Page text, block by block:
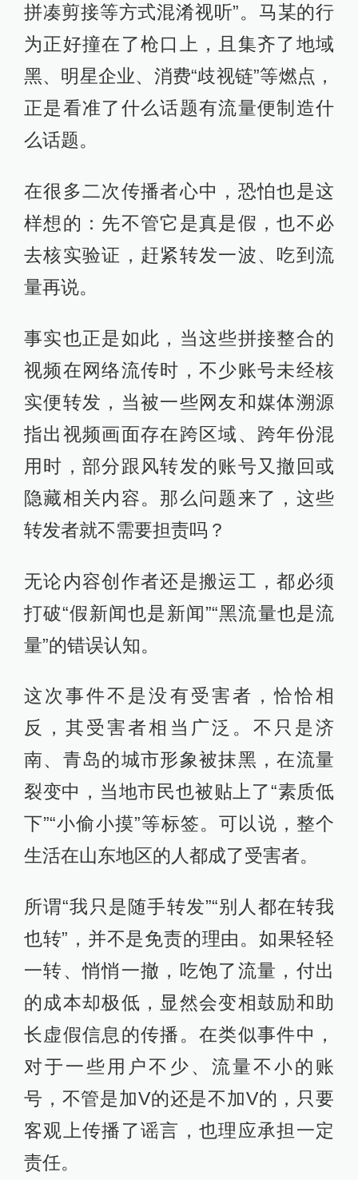
拼凑剪接等方式混淆视听”。马某的行
为正好撞在了枪口上，且集齐了地域
黑、明星企业、消费“歧视链”等燃点，
正是看准了什么话题有流量便制造什
么话题。
在很多二次传播者心中，恐怕也是这
样想的：先不管它是真是假，也不必
去核实验证，赶紧转发一波、吃到流
量再说。
事实也正是如此，当这些拼接整合的
视频在网络流传时，不少账号未经核
实便转发，当被一些网友和媒体溯源
指出视频画面存在跨区域、跨年份混
用时，部分跟风转发的账号又撤回或
隐藏相关内容。那么问题来了，这些
转发者就不需要担责吗？
无论内容创作者还是搬运工，都必须
打破“假新闻也是新闻”“黑流量也是流
量”的错误认知。
这次事件不是没有受害者，恰恰相
反，其受害者相当广泛。不只是济
南、青岛的城市形象被抹黑，在流量
裂变中，当地市民也被贴上了“素质低
下”“小偷小摸”等标签。可以说，整个
生活在山东地区的人都成了受害者。
所谓“我只是随手转发”“别人都在转我
也转”，并不是免责的理由。如果轻轻
一转、悄悄一撤，吃饱了流量，付出
的成本却极低，显然会变相鼓励和助
长虚假信息的传播。在类似事件中，
对于一些用户不少、流量不小的账
号，不管是加V的还是不加V的，只要
客观上传播了谣言，也理应承担一定
责任。